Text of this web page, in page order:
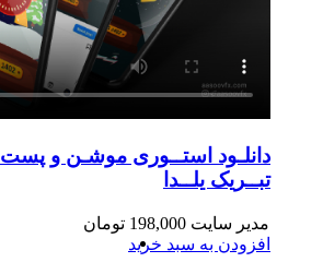
دانلـود استــوری موشـن و پست
تبــریک یلــدا
مدیر سایت 198,000 تومان
افزودن به سبد خرید